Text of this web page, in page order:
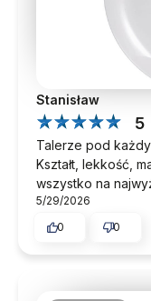
Stanisław
5
Talerze pod
Kształt, lekkość,
wszystko na
5/29/2026
0
0